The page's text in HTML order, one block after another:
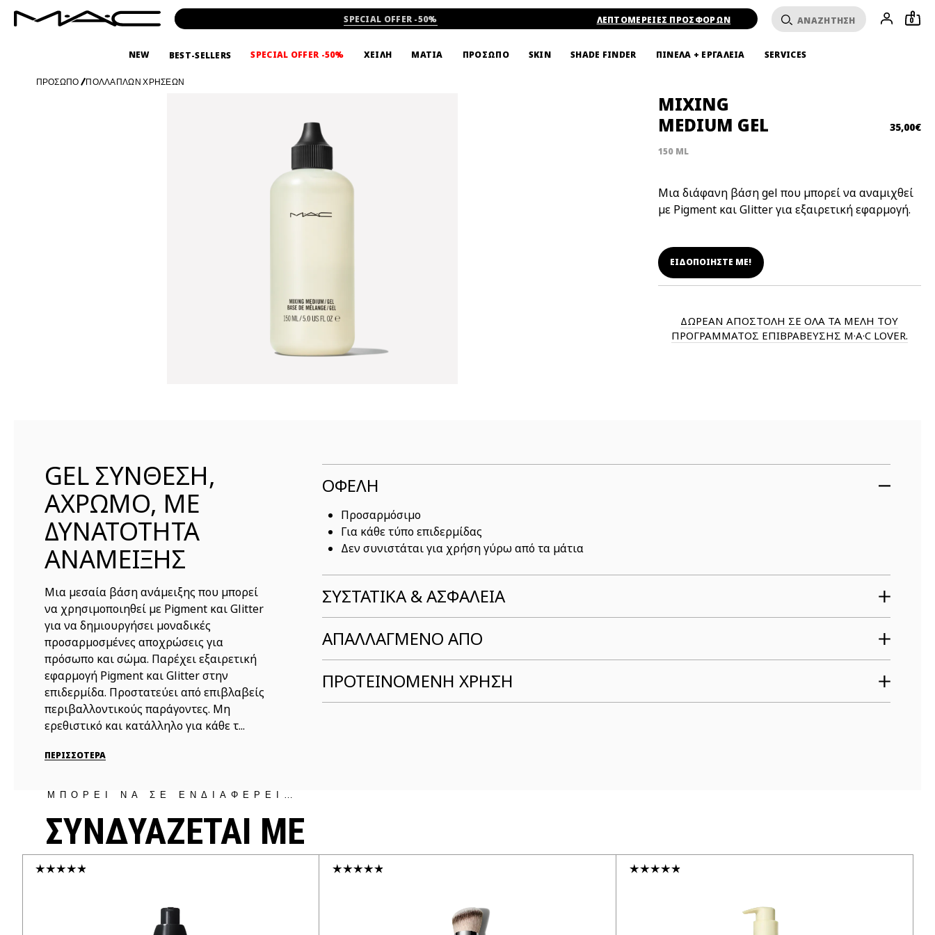
SPECIAL OFFER -50% ΛΕΠΤΟΜΕΡΕΙΕΣ ΠΡΟΣΦΟΡΩΝ 0
NEW BEST-SELLERS SPECIAL OFFER -50% ΧΕΙΛΗ ΜΑΤΙΑ ΠΡΟΣΩΠΟ SKIN SHADE FINDER ΠΙΝΕΛΑ + ΕΡΓΑΛΕΙΑ SERVICES
ΠΡΟΣΩΠΟ /ΠΟΛΛΑΠΛΩΝ ΧΡΗΣΕΩΝ
MIXING
MEDIUM GEL
35,00€
150 ML
Μια διάφανη βάση gel που μπορεί να αναμιχθεί
με Pigment και Glitter για εξαιρετική εφαρμογή.
ΕΙΔΟΠΟΙΗΣΤΕ ΜΕ!
ΔΩΡΕΑΝ ΑΠΟΣΤΟΛΗ ΣΕ ΟΛΑ ΤΑ ΜΕΛΗ ΤΟΥ
ΠΡΟΓΡΑΜΜΑΤΟΣ ΕΠΙΒΡΑΒΕΥΣΗΣ M·A·C LOVER.
GEL ΣΥΝΘΕΣΗ,
ΑΧΡΩΜΟ, ΜΕ
ΔΥΝΑΤΟΤΗΤΑ
ΑΝΑΜΕΙΞΗΣ
Μια μεσαία βάση ανάμειξης που μπορεί
να χρησιμοποιηθεί με Pigment και Glitter
για να δημιουργήσει μοναδικές
προσαρμοσμένες αποχρώσεις για
πρόσωπο και σώμα. Παρέχει εξαιρετική
εφαρμογή Pigment και Glitter στην
επιδερμίδα. Προστατεύει από επιβλαβείς
περιβαλλοντικούς παράγοντες. Μη
ερεθιστικό και κατάλληλο για κάθε τ...
ΠΕΡΙΣΣΟΤΕΡΑ
ΟΦΕΛΗ
Προσαρμόσιμο
Για κάθε τύπο επιδερμίδας
Δεν συνιστάται για χρήση γύρω από τα μάτια
ΣΥΣΤΑΤΙΚΆ & ΑΣΦΆΛΕΙΑ
ΑΠΑΛΛΑΓΜΕΝΟ ΑΠΟ
ΠΡΟΤΕΙΝΟΜΕΝΗ ΧΡΗΣΗ
ΜΠΟΡΕΙ ΝΑ ΣΕ ΕΝΔΙΑΦΕΡΕΙ…
ΣΥΝΔΥΑΖΕΤΑΙ ΜΕ